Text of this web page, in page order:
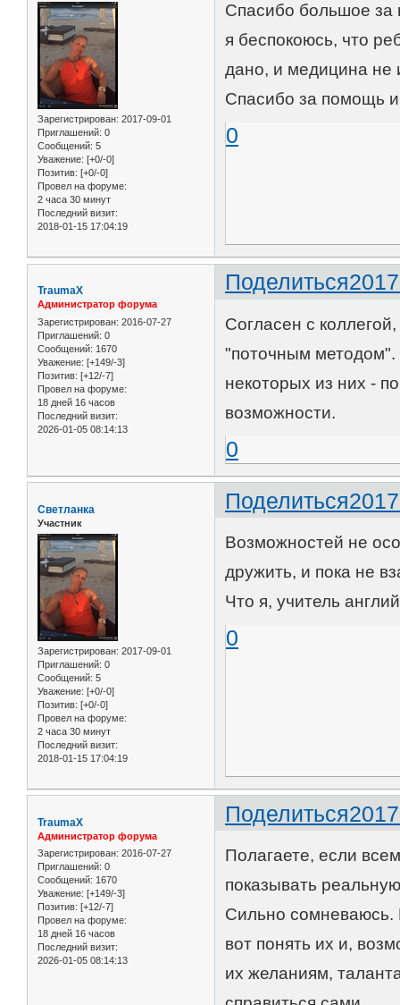
Зарегистрирован: 2017-09-01
Приглашений: 0
Сообщений: 5
Уважение: [+0/-0]
Позитив: [+0/-0]
Провел на форуме:
2 часа 30 минут
Последний визит:
2018-01-15 17:04:19
Спасибо большое за
я беспокоюсь, что
дано, и медицина не
Спасибо за помощь
0
Поделиться
TraumaX
Администратор форума
Зарегистрирован: 2016-07-27
Приглашений: 0
Сообщений: 1670
Уважение: [+149/-3]
Позитив: [+12/-7]
Провел на форуме:
18 дней 16 часов
Последний визит:
2026-01-05 08:14:13
Согласен с
"поточным методом".
некоторых из них -
возможности.
0
Поделиться
Светланка
Участник
Зарегистрирован: 2017-09-01
Приглашений: 0
Сообщений: 5
Уважение: [+0/-0]
Позитив: [+0/-0]
Провел на форуме:
2 часа 30 минут
Последний визит:
2018-01-15 17:04:19
Возможностей не
дружить, и пока не
Что я, учитель
0
Поделиться
TraumaX
Администратор форума
Зарегистрирован: 2016-07-27
Приглашений: 0
Сообщений: 1670
Уважение: [+149/-3]
Позитив: [+12/-7]
Провел на форуме:
18 дней 16 часов
Последний визит:
2026-01-05 08:14:13
Полагаете, если
показывать
Сильно сомневаюсь.
вот понять их и,
их желаниям,